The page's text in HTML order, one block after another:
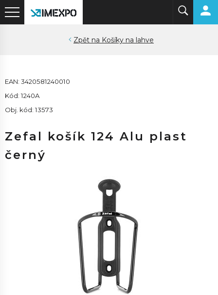
Košíky na lahve
EAN: 3420581240010
Kód: 1240A
Obj. kód: 13573
Zefal košík 124 Alu plast
černý